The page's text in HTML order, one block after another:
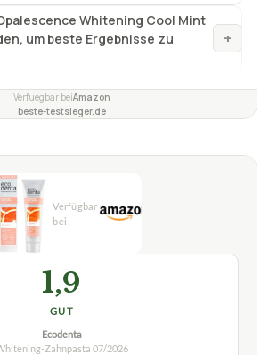
Whitening Cool Mint
um beste Ergebnisse zu
+
Verfuegbar beiAmazon
beste-testsieger.de
1,9
GUT
Ecodenta
Zahnpasta 07/2026